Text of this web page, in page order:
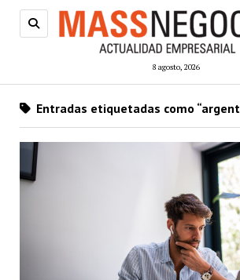
8 agosto, 2026
Entradas etiquetadas como